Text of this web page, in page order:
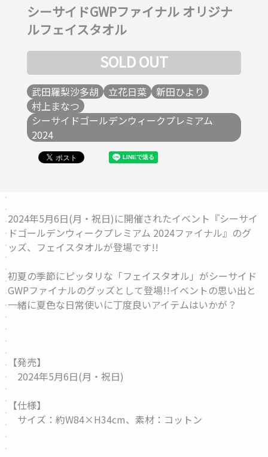
シーサイドGWPファイナル オリジナ
ルフェイスタオル
SOLD OUT
武田羅梨沙多胡 立花日菜
新田ひより
村上まなつ
シーサイドゴールデンウィークプレミアム
2024
2024年5月6日(月・祝日)に開催されたイベント『シーサイ
ドゴールデンウィークプレミアム 2024ファイナル』のグ
ッズ、 フェイスタオルが登場です!!
初夏の季節にピッタリな「フェイスタオル」がシーサイド
GWPファイナルのグッズとして登場!!イベントの思い出と
一緒に夏色な日常使いに丁度良いアイテムはいかが？
【発売】
2024年5月6日(月・祝日)
【仕様】
サイズ：約W84×H34cm、素材：コットン